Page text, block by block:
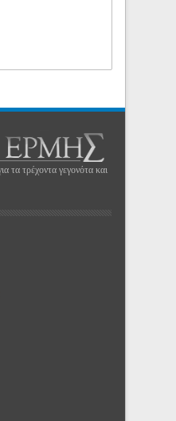
τα τρέχοντα γεγονότα και